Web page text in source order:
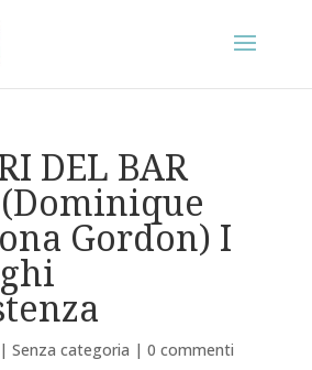
DEL BAR
(Dominique
Gordon) I
Senza categoria | 0 commenti